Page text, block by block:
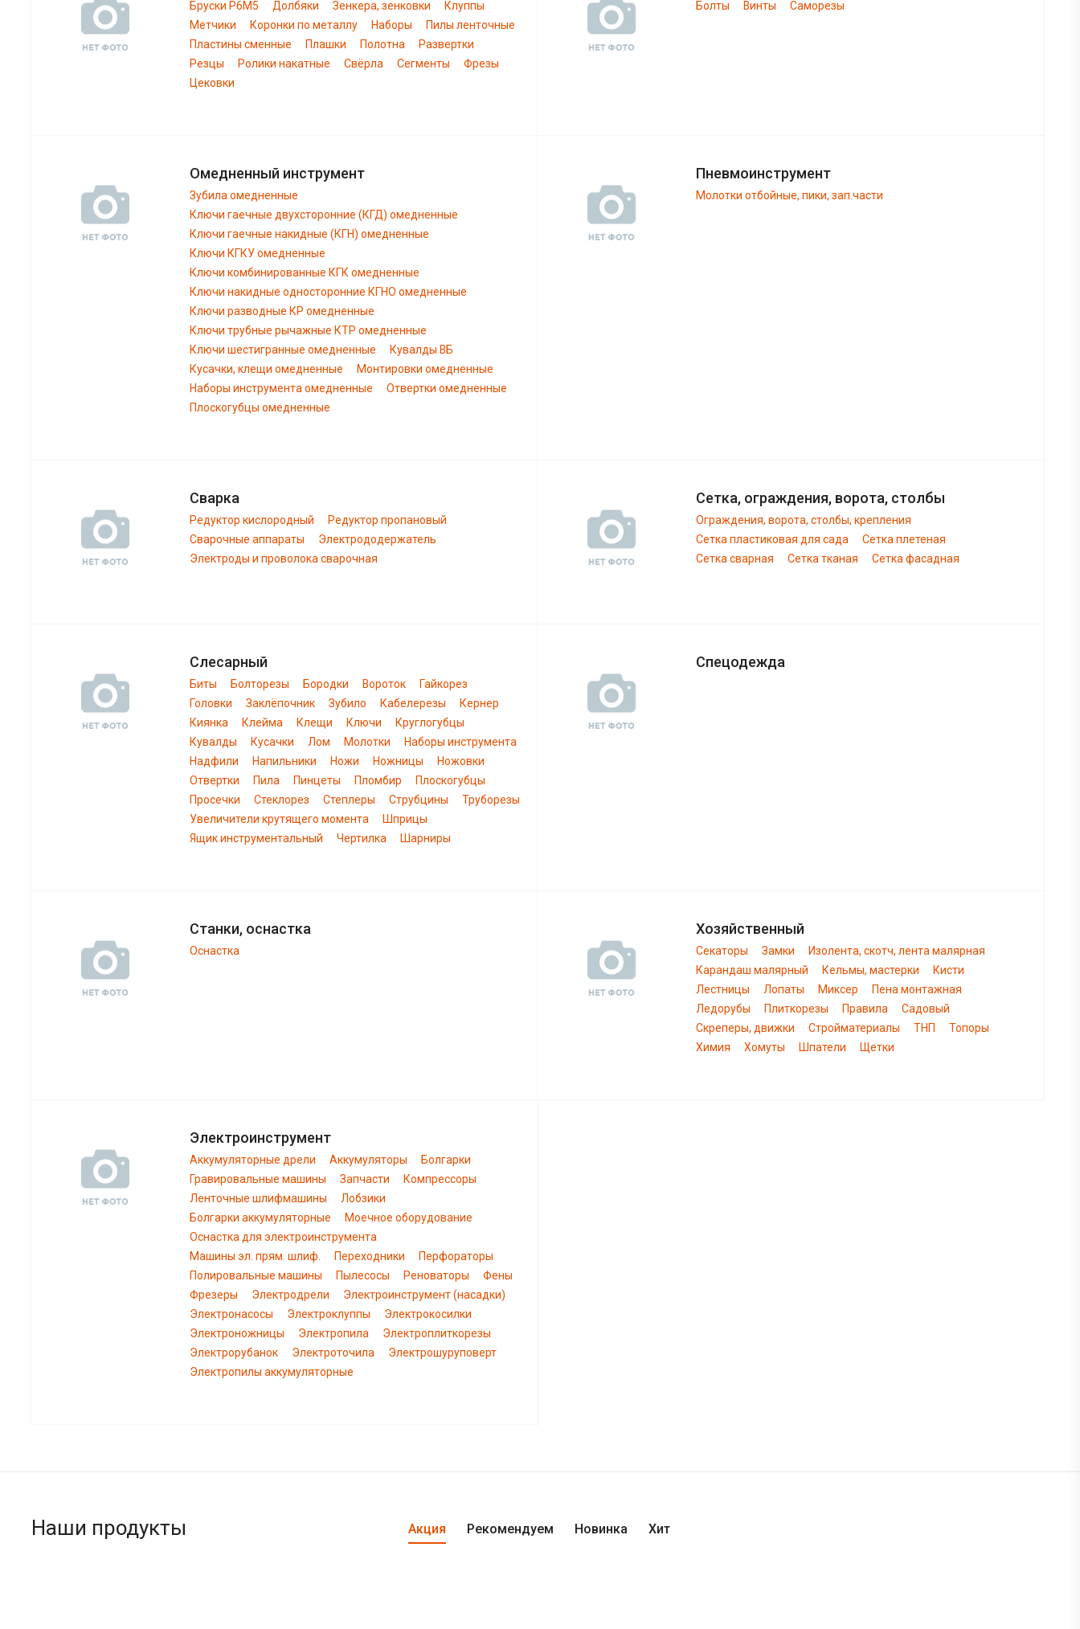
Бруски Р6М5 Долбяки Зенкера, зенковки
Клуппы
Метчики
Коронки по металлу Наборы
Пилы ленточные
Пластины сменные
Плашки Полотна
Развертки
Резцы
Ролики накатные Свёрла Сегменты
Фрезы
Цековки
Болты Винты Саморезы
Омедненный инструмент
Зубила омедненные
Ключи гаечные двухсторонние (КГД) омедненные
Ключи гаечные накидные (КГН) омедненные
Ключи КГКУ омедненные
Ключи комбинированные КГК омедненные
Ключи накидные односторонние КГНО омедненные
Ключи разводные КР омедненные
Ключи трубные рычажные КТР омедненные
Ключи шестигранные омедненные
Кувалды ВБ
Кусачки, клещи омедненные
Монтировки омедненные
Наборы инструмента омедненные
Отвертки омедненные
Плоскогубцы омедненные
Пневмоинструмент
Молотки отбойные, пики, зап.части
Сварка
Редуктор кислородный
Редуктор пропановый
Сварочные аппараты
Электрододержатель
Электроды и проволока сварочная
Сетка, ограждения, ворота, столбы
Ограждения, ворота, столбы, крепления
Сетка пластиковая для сада
Сетка плетеная
Сетка сварная
Сетка тканая Сетка фасадная
Слесарный
Биты Болторезы Бородки Вороток
Гайкорез
Головки
Заклёпочник Зубило Кабелерезы
Кернер
Киянка
Клейма Клещи Ключи
Круглогубцы
Кувалды
Кусачки Лом Молотки
Наборы инструмента
Надфили
Напильники Ножи Ножницы
Ножовки
Отвертки
Пила Пинцеты Пломбир
Плоскогубцы
Просечки
Стеклорез Степлеры Струбцины
Труборезы
Увеличители крутящего момента
Шприцы
Ящик инструментальный
Чертилка Шарниры
Спецодежда
Станки, оснастка
Оснастка
Хозяйственный
Секаторы Замки
Изолента, скотч, лента малярная
Карандаш малярный
Кельмы, мастерки
Кисти
Лестницы
Лопаты Миксер
Пена монтажная
Ледорубы
Плиткорезы Правила
Садовый
Скреперы, движки
Стройматериалы ТНП
Топоры
Химия
Хомуты Шпатели Щетки
Электроинструмент
Аккумуляторные дрели Аккумуляторы
Болгарки
Гравировальные машины
Запчасти
Компрессоры
Ленточные шлифмашины
Лобзики
Болгарки аккумуляторные
Моечное оборудование
Оснастка для электроинструмента
Машины эл. прям. шлиф.
Переходники
Перфораторы
Полировальные машины
Пылесосы Реноваторы
Фены
Фрезеры
Электродрели
Электроинструмент (насадки)
Электронасосы
Электроклуппы
Электрокосилки
Электроножницы
Электропила
Электроплиткорезы
Электрорубанок
Электроточила
Электрошуруповерт
Электропилы аккумуляторные
Наши продукты Акция Рекомендуем Новинка Хит